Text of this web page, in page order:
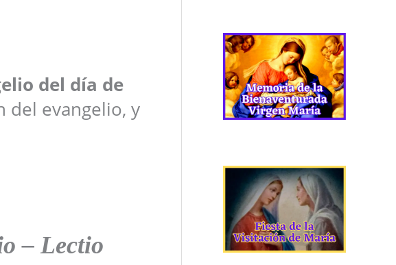
del día de
evangelio, y
– Lectio